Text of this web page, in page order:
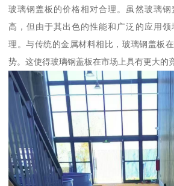
玻璃钢盖板的价格相对合理。虽然玻璃
高，但由于其出色的性能和广泛的应用
理。与传统的金属材料相比，玻璃钢盖板
势。这使得玻璃钢盖板在市场上具有更大的